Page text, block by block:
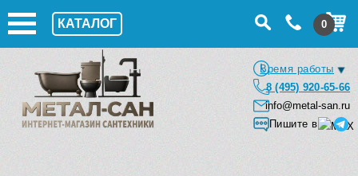
КАТАЛОГ 0
Время работы
8 (495) 920-65-66
info@metal-san.ru
Пишите в